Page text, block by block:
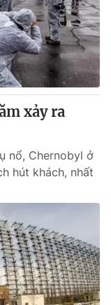
thao
sản
xảy ra
nổ, Chernobyl ở
hút khách, nhất